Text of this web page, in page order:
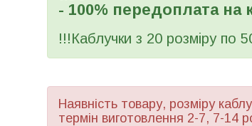
- 100% передоплата на
!!!Каблучки з 20 розміру по
Наявність товару, розміру
термін виготовлення 2-7, 7-14